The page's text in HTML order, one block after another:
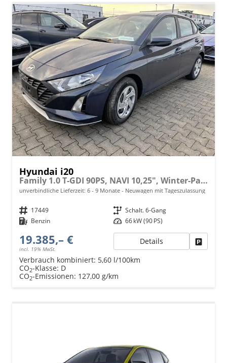
Hyundai i20
Family 1.0 T-GDI 90PS, NAVI 10,25", Winter-Pack: Sitzheizung + Lenkradheizung, 16" ALU, Klimaautomatik, Privacy-Glas, Parksensoren hinten, Rückfahrkamera, Tempomat, Lederlenkrad, Reserverad, Alarm, Armlehne, 4x elektr. Fensterheber
unverbindliche Lieferzeit: 6 - 9 Monate Neuwagen mit Tageszulassung
Fahrzeugnr. 17449 Getriebe Schalt. 6-Gang
Kraftstoff Benzin Leistung 66 kW (90 PS)
19.385,– €
incl. 19% MwSt.
Details
Verbrauch kombiniert: 5,60 l/100km
CO2-Klasse: D
CO2-Emissionen: 127,00 g/km